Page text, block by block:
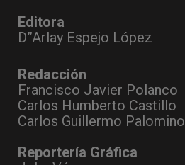
Editora
D”Arlay Espejo López
Redacción
Francisco Javier Polanco
Carlos Humberto Castillo
Carlos Guillermo Palomino
Reportería Gráfica